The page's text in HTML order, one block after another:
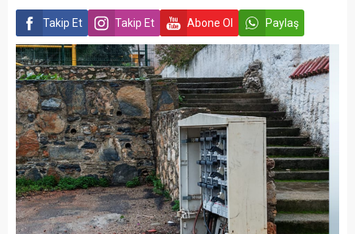
Takip Et Takip Et Abone Ol Paylaş